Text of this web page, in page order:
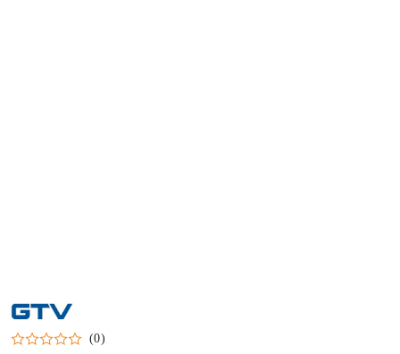
NAZWA
PRODUCENTA:
GTV
(0)